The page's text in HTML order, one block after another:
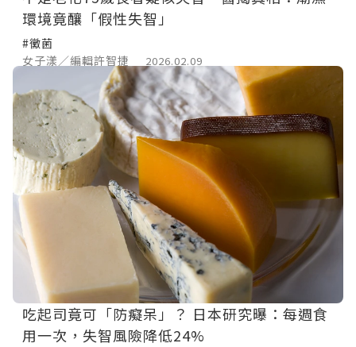
環境竟釀「假性失智」
#黴菌
女子漾／編輯許智捷
2026.02.09
吃起司竟可「防癡呆」？ 日本研究曝：每週食
用一次，失智風險降低24%